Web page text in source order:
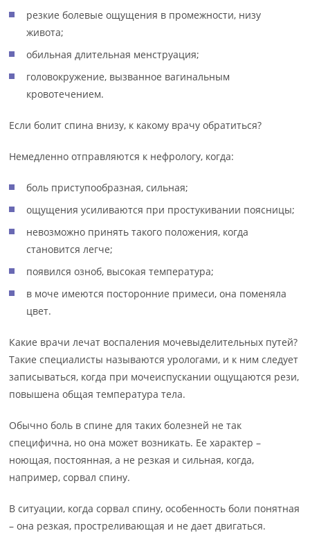
резкие болевые ощущения в промежности, низу
живота;
обильная длительная менструация;
головокружение, вызванное вагинальным
кровотечением.
Если болит спина внизу, к какому врачу обратиться?
Немедленно отправляются к нефрологу, когда:
боль приступообразная, сильная;
ощущения усиливаются при простукивании поясницы;
невозможно принять такого положения, когда
становится легче;
появился озноб, высокая температура;
в моче имеются посторонние примеси, она поменяла
цвет.
Какие врачи лечат воспаления мочевыделительных путей?
Такие специалисты называются урологами, и к ним следует
записываться, когда при мочеиспускании ощущаются рези,
повышена общая температура тела.
Обычно боль в спине для таких болезней не так
специфична, но она может возникать. Ее характер –
ноющая, постоянная, а не резкая и сильная, когда,
например, сорвал спину.
В ситуации, когда сорвал спину, особенность боли понятная
– она резкая, простреливающая и не дает двигаться.